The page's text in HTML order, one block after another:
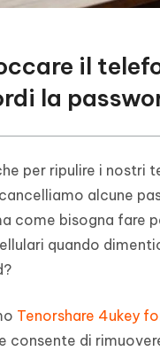
il
la
per ripulire i nostri
alcune
come bisogna fare
quando
Tenorshare 4ukey
consente di